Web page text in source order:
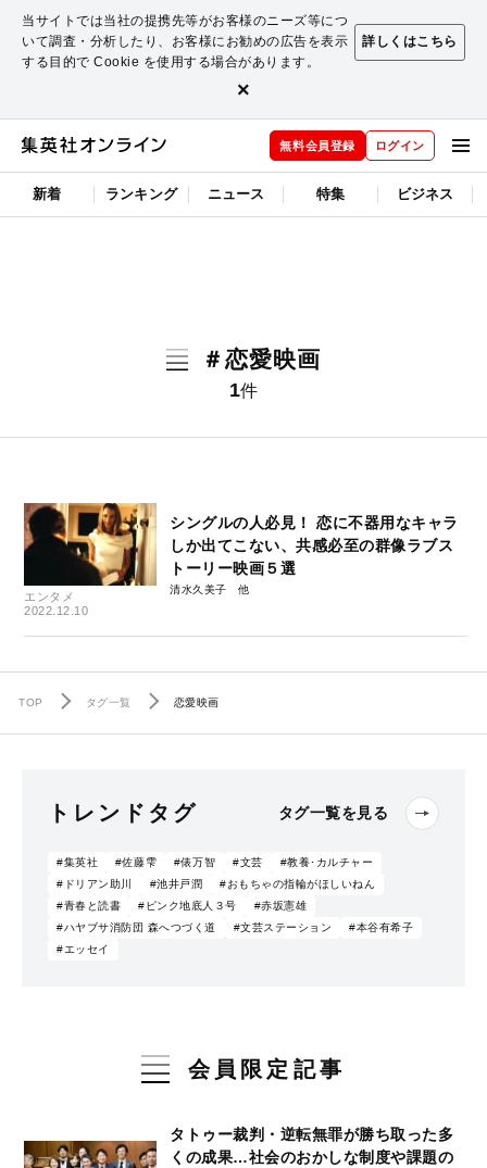
当サイトでは当社の提携先等がお客様のニーズ等につ
いて調査・分析したり、お客様にお勧めの広告を表示
する目的で Cookie を使用する場合があります。
詳しくはこちら
×
無料会員登録 ログイン
新着 ランキング ニュース 特集 ビジネス
＃恋愛映画
1件
エンタメ
2022.12.10
シングルの人必見！ 恋に不器用なキャラ
しか出てこない、共感必至の群像ラブス
トーリー映画５選
清水久美子
TOP タグ一覧 恋愛映画
トレンドタグ タグ一覧を見る
#集英社 #佐藤雫 #俵万智 #文芸
#教養･カルチャー
#ドリアン助川
#池井戸潤
#おもちゃの指輪がほしいねん
#青春と読書
#ピンク地底人３号
#赤坂憲雄
#ハヤブサ消防団 森へつづく道
#文芸ステーション
#本谷有希子
#エッセイ
会員限定記事
タトゥー裁判・逆転無罪が勝ち取った多
くの成果…社会のおかしな制度や課題の